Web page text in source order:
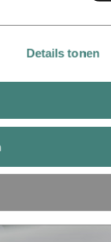
Details tonen
binnen Hydro
het
van